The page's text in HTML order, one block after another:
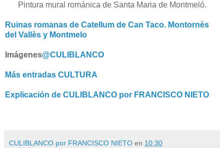
Pintura mural románica de Santa Maria de Montmeló.
Ruinas romanas de Catellum de Can Taco. Montornès
del Vallès y Montmelo
Imágenes@CULIBLANCO
Más entradas CULTURA
Explicación de CULIBLANCO por FRANCISCO NIETO
CULIBLANCO por FRANCISCO NIETO en 10:30